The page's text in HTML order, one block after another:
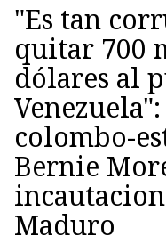
"Es tan
quitar 700
dólares al
colombo-
Bernie
Maduro